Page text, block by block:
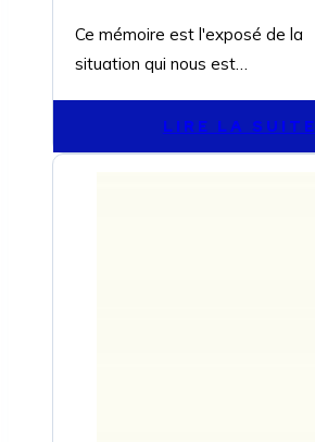
Ce mémoire est l'exposé de la
situation qui nous est…
LIRE LA SUITE